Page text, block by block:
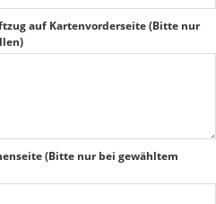
auf Kartenvorderseite (Bitte nur
(Bitte nur bei gewähltem